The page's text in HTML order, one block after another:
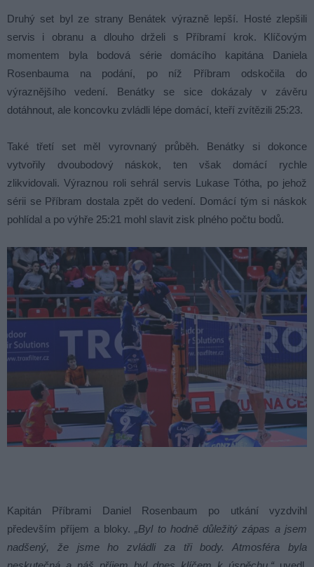
Druhý set byl ze strany Benátek výrazně lepší. Hosté zlepšili
servis i obranu a dlouho drželi s Příbramí krok. Klíčovým
momentem byla bodová série domácího kapitána Daniela
Rosenbauma na podání, po níž Příbram odskočila do
výraznějšího vedení. Benátky se sice dokázaly v závěru
dotáhnout, ale koncovku zvládli lépe domácí, kteří zvítězili 25:23.
Také třetí set měl vyrovnaný průběh. Benátky si dokonce
vytvořily dvoubodový náskok, ten však domácí rychle
zlikvidovali. Výraznou roli sehrál servis Lukase Tótha, po jehož
sérii se Příbram dostala zpět do vedení. Domácí tým si náskok
pohlídal a po výhře 25:21 mohl slavit zisk plného počtu bodů.
Kapitán Příbrami Daniel Rosenbaum po utkání vyzdvihl
především příjem a bloky.„Byl to hodně důležitý zápas a jsem
nadšený, že jsme ho zvládli za tři body. Atmosféra byla